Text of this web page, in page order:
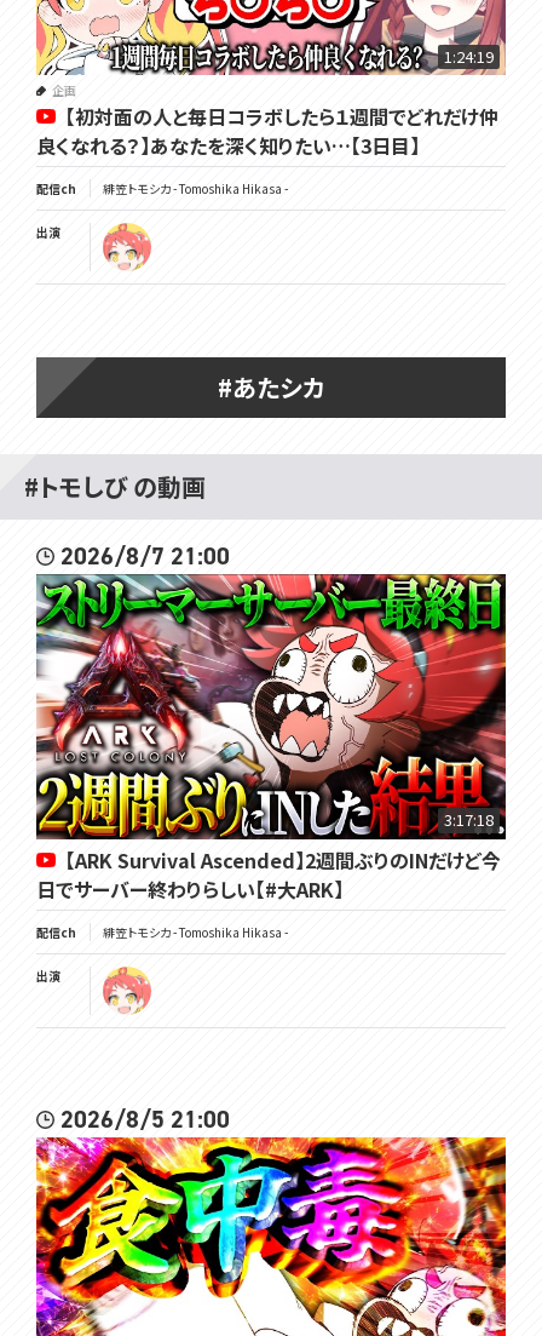
1:24:19
企画
【初対面の人と毎日コラボしたら１週間でどれだけ仲
良くなれる？】あなたを深く知りたい…【3日目】
配信ch 緋笠トモシカ - Tomoshika Hikasa -
出演
#あたシカ
#トモしび の動画
2026/8/7 21:00
3:17:18
【ARK Survival Ascended】2週間ぶりのINだけど今
日でサーバー終わりらしい【#大ARK】
配信ch 緋笠トモシカ - Tomoshika Hikasa -
出演
2026/8/5 21:00